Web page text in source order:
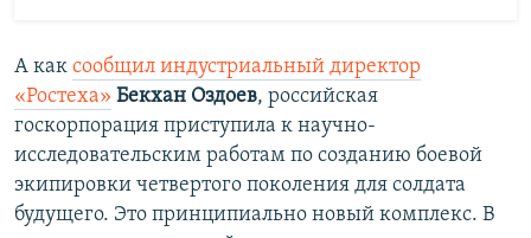
А как сообщил индустриальный директор
«Ростеха» Бекхан Оздоев, российская
госкорпорация приступила к научно-
исследовательским работам по созданию боевой
экипировки четвертого поколения для солдата
будущего. Это принципиально новый комплекс. В